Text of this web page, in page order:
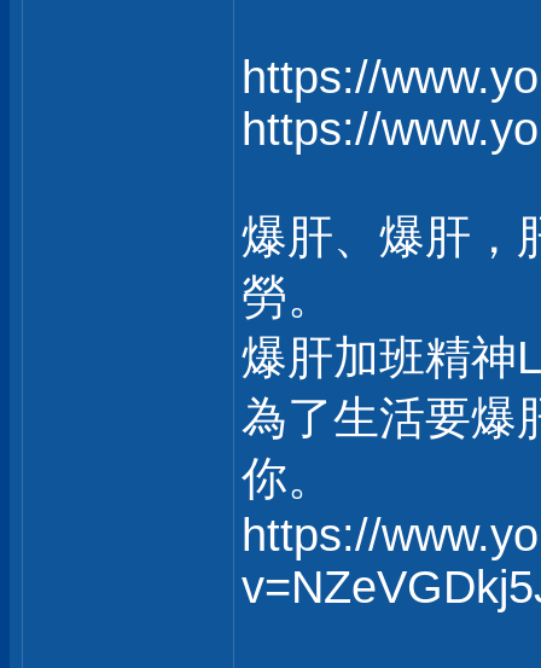
https://
https://
爆肝、爆肝，
勞。
爆肝加班精神
為了生活要爆
你。
https://